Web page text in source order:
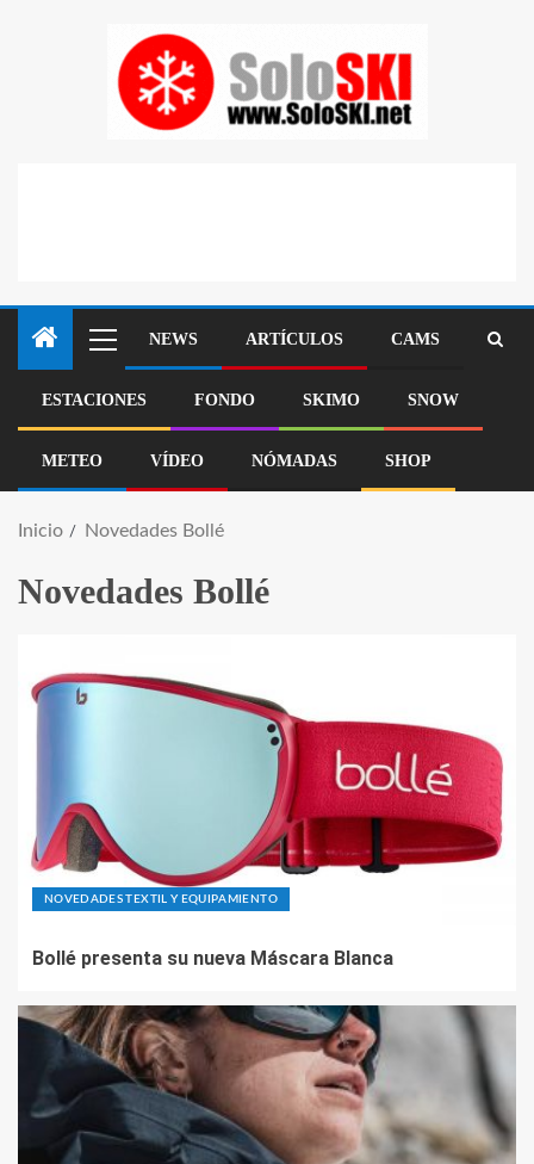
NEWS ARTÍCULOS CAMS
ESTACIONES FONDO SKIMO SNOW
METEO VÍDEO NÓMADAS SHOP
Inicio Novedades Bollé
Novedades Bollé
NOVEDADES TEXTIL Y EQUIPAMIENTO
Bollé presenta su nueva Máscara Blanca